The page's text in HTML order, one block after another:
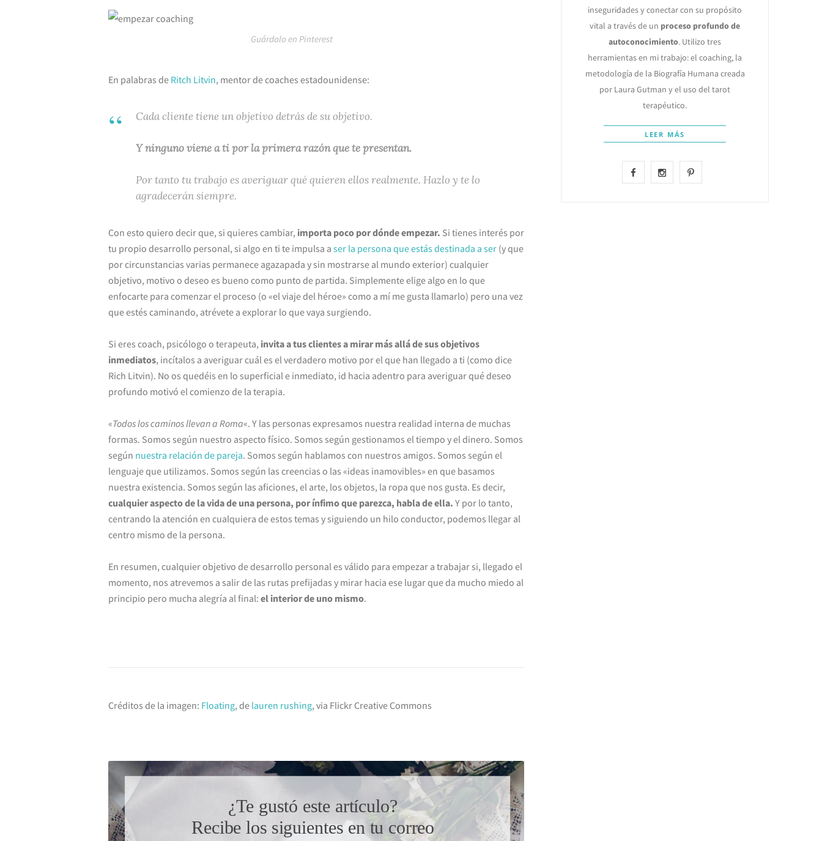
Guárdalo en Pinterest
En palabras de Ritch Litvin, mentor de coaches estadounidense:
Cada cliente tiene un objetivo detrás de su objetivo.
Y ninguno viene a ti por la primera razón que te presentan.
Por tanto tu trabajo es averiguar qué quieren ellos realmente. Hazlo y te lo
agradecerán siempre.
Con esto quiero decir que, si quieres cambiar, importa poco por dónde empezar. Si tienes interés por
tu propio desarrollo personal, si algo en ti te impulsa a ser la persona que estás destinada a ser (y que
por circunstancias varias permanece agazapada y sin mostrarse al mundo exterior) cualquier
objetivo, motivo o deseo es bueno como punto de partida. Simplemente elige algo en lo que
enfocarte para comenzar el proceso (o «el viaje del héroe» como a mí me gusta llamarlo) pero una vez
que estés caminando, atrévete a explorar lo que vaya surgiendo.
Si eres coach, psicólogo o terapeuta, invita a tus clientes a mirar más allá de sus objetivos
inmediatos, incítalos a averiguar cuál es el verdadero motivo por el que han llegado a ti (como dice
Rich Litvin). No os quedéis en lo superficial e inmediato, id hacia adentro para averiguar qué deseo
profundo motivó el comienzo de la terapia.
«Todos los caminos llevan a Roma«. Y las personas expresamos nuestra realidad interna de muchas
formas. Somos según nuestro aspecto físico. Somos según gestionamos el tiempo y el dinero. Somos
según nuestra relación de pareja. Somos según hablamos con nuestros amigos. Somos según el
lenguaje que utilizamos. Somos según las creencias o las «ideas inamovibles» en que basamos
nuestra existencia. Somos según las aficiones, el arte, los objetos, la ropa que nos gusta. Es decir,
cualquier aspecto de la vida de una persona, por ínfimo que parezca, habla de ella. Y por lo tanto,
centrando la atención en cualquiera de estos temas y siguiendo un hilo conductor, podemos llegar al
centro mismo de la persona.
En resumen, cualquier objetivo de desarrollo personal es válido para empezar a trabajar si, llegado el
momento, nos atrevemos a salir de las rutas prefijadas y mirar hacia ese lugar que da mucho miedo al
principio pero mucha alegría al final: el interior de uno mismo.
Créditos de la imagen: Floating, de lauren rushing, via Flickr Creative Commons
¿Te gustó este artículo?
Recibe los siguientes en tu correo
inseguridades y conectar con su propósito
vital a través de un proceso profundo de
autoconocimiento. Utilizo tres
herramientas en mi trabajo: el coaching, la
metodología de la Biografía Humana creada
por Laura Gutman y el uso del tarot
terapéutico.
LEER MÁS
F
I
P